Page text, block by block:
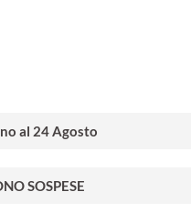
al 24 Agosto
SOSPESE